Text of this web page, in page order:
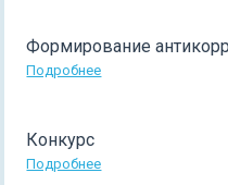
Формирование
Подробнее
Конкурс
Подробнее